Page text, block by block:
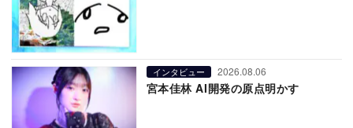
インタビュー 2026.08.06
宮本佳林 AI開発の原点明かす